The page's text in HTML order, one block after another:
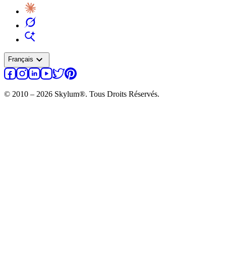
Français expand_more
© 2010 – 2026 Skylum®. Tous Droits Réservés.